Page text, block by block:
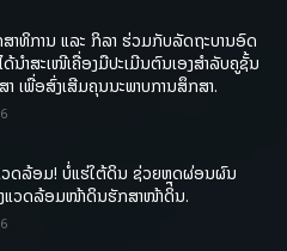
ສາທິການ ແລະ ກິລາ ຮ່ວມກັບລັດຖະບານອົດ
ດ້ນຳສະເໜີເຄື່ອງມືປະເມີນຕົນເອງສຳລັບຄູຊັ້ນ
ເພື່ອສົ່ງເສີມຄຸນນະພາບການສຶກສາ.
ວດລ້ອມ! ບໍ່ແຮ່ໃຕ້ດິນ ຊ່ວຍຫຼຸດຜ່ອນຜົນ
ແວດລ້ອມໜ້າດິນຮັກສາໜ້າດິນ.